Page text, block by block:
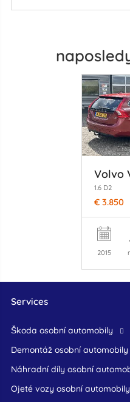
Volvo
1.6 D2
€ 3.850
2015
Services
škoda osobní automobily
demontáž osobní automobily
náhradní díly osobní
ojeté vozy osobní automobily